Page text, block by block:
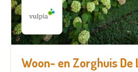
Woon- en Zorghuis De